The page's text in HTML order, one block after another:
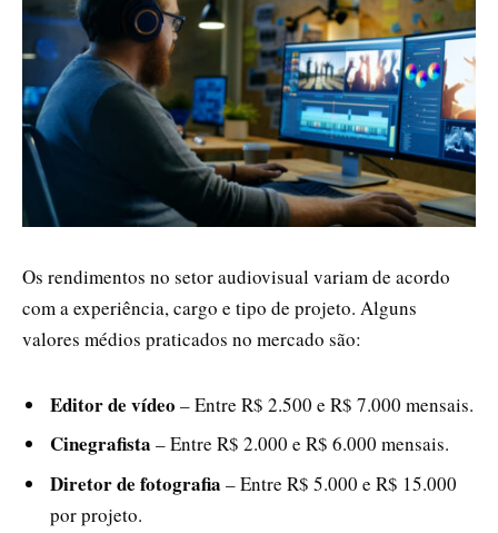
Os rendimentos no setor audiovisual variam de acordo
com a experiência, cargo e tipo de projeto. Alguns
valores médios praticados no mercado são:
Editor de vídeo – Entre R$ 2.500 e R$ 7.000 mensais.
Cinegrafista – Entre R$ 2.000 e R$ 6.000 mensais.
Diretor de fotografia – Entre R$ 5.000 e R$ 15.000
por projeto.